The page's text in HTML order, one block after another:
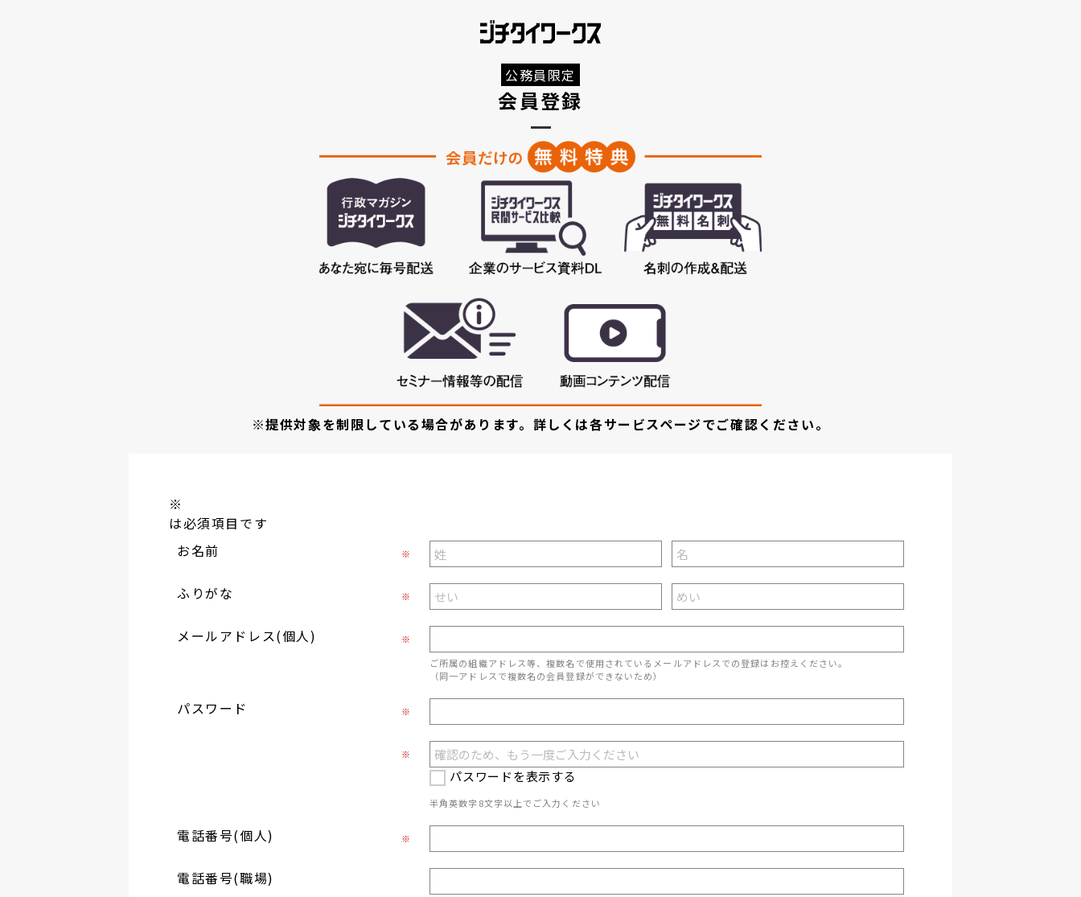
公務員限定
会員登録
※提供対象を制限している場合があります。詳しくは各サービスページでご確認ください。
※
は必須項目です
お名前
※
ふりがな ※
メールアドレス(個人)
※
ご所属の組織アドレス等、複数名で使用されているメールアドレスでの登録はお控えください。
（同一アドレスで複数名の会員登録ができないため）
パスワード ※
※
パスワードを表示する
半角英数字8文字以上でご入力ください
電話番号(個人) ※
電話番号(職場)